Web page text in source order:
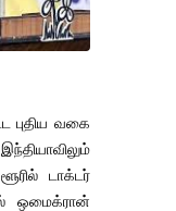
புதிய வகை
டாக்டர்
ஒமைக்ரான்